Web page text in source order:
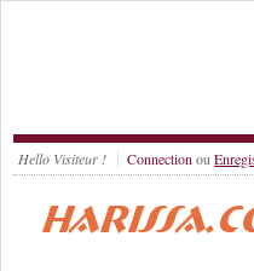
Hello Visiteur ! Connection ou